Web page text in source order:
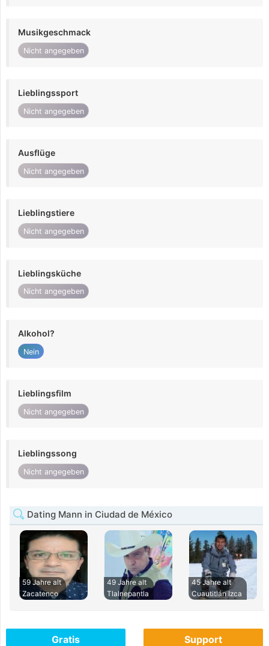
Musikgeschmack
Nicht angegeben
Lieblingssport
Nicht angegeben
Ausflüge
Nicht angegeben
Lieblingstiere
Nicht angegeben
Lieblingsküche
Nicht angegeben
Alkohol?
Nein
Lieblingsfilm
Nicht angegeben
Lieblingssong
Nicht angegeben
Dating Mann in Ciudad de México
59 Jahre alt
Zacatenco
49 Jahre alt
Tlalnepantla
45 Jahre alt
Cuautitlán Izca
Gratis Support